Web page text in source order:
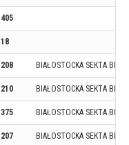
405
18
208 BIAŁOSTOCKA SEKTA
210 BIAŁOSTOCKA SEKTA
375 BIAŁOSTOCKA SEKTA
207 BIAŁOSTOCKA SEKTA